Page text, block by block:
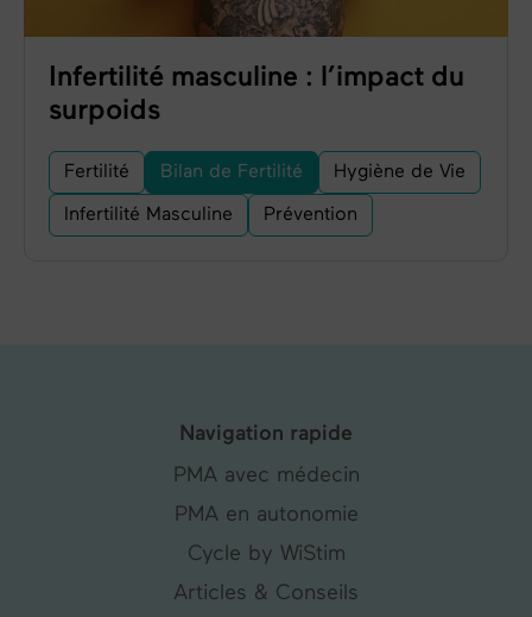
Infertilité masculine : l’impact du
surpoids
Fertilité Bilan de Fertilité Hygiène de Vie
Infertilité Masculine Prévention
Navigation rapide
PMA avec médecin
PMA en autonomie
Cycle by WiStim
Articles & Conseils